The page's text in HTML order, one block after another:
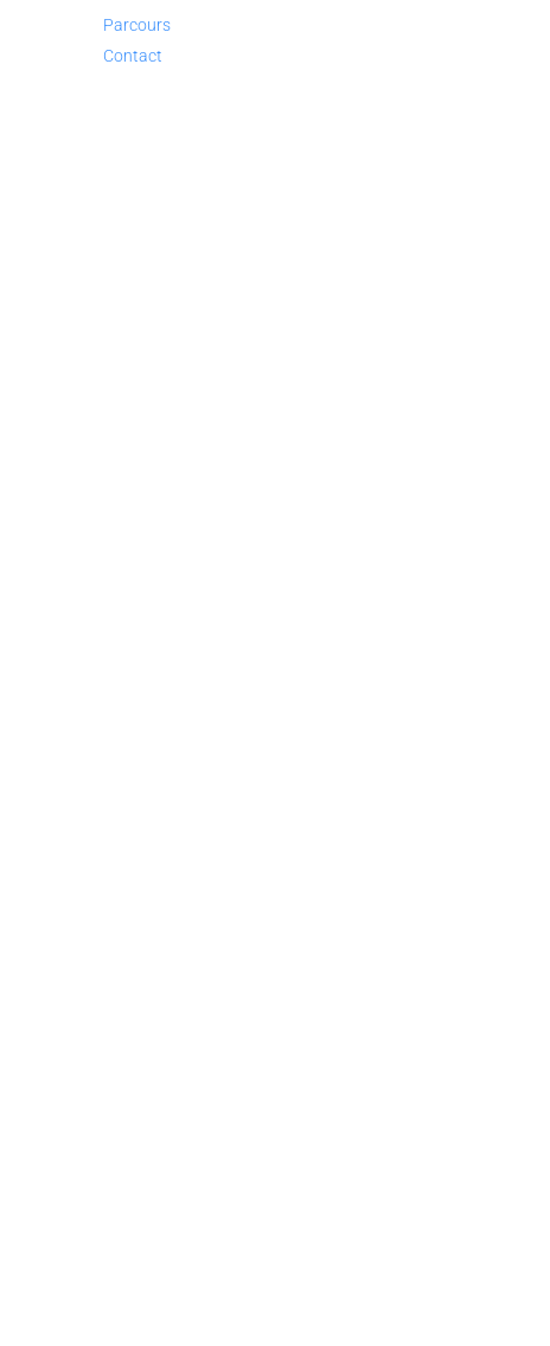
Parcours
Contact